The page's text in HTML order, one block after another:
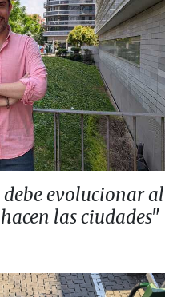
evolucionar al
las ciudades"